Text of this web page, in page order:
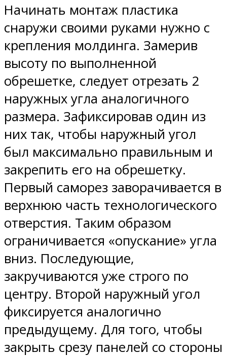
Начинать монтаж пластика
снаружи своими руками нужно с
крепления молдинга. Замерив
высоту по выполненной
обрешетке, следует отрезать 2
наружных угла аналогичного
размера. Зафиксировав один из
них так, чтобы наружный угол
был максимально правильным и
закрепить его на обрешетку.
Первый саморез заворачивается в
верхнюю часть технологического
отверстия. Таким образом
ограничивается «опускание» угла
вниз. Последующие,
закручиваются уже строго по
центру. Второй наружный угол
фиксируется аналогично
предыдущему. Для того, чтобы
закрыть срезу панелей со стороны